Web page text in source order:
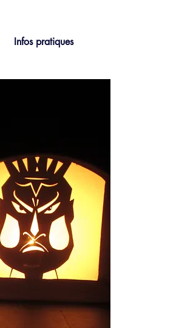
Infos pratiques